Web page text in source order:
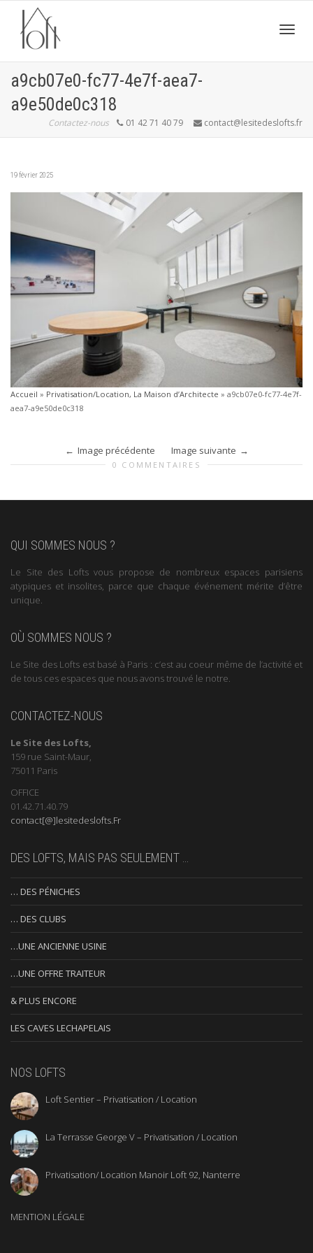
a9cb07e0-fc77-4e7f-aea7-
a9e50de0c318
Contactez-nous 01 42 71 40 79 contact@lesitedeslofts.fr
19 février 2025
Accueil » Privatisation/Location, La Maison d’Architecte » a9cb07e0-fc77-4e7f-
aea7-a9e50de0c318
Image précédente Image suivante
0 COMMENTAIRES
QUI SOMMES NOUS ?
Le Site des Lofts vous propose de nombreux espaces parisiens
atypiques et insolites, parce que chaque événement mérite d’être
unique.
OÙ SOMMES NOUS ?
Le Site des Lofts est basé à Paris : c’est au coeur même de l’activité et
de tous ces espaces que nous avons trouvé le notre.
CONTACTEZ-NOUS
Le Site des Lofts,
159 rue Saint-Maur,
75011 Paris
OFFICE
01.42.71.40.79
contact[@]lesitedeslofts.Fr
DES LOFTS, MAIS PAS SEULEMENT …
… DES PÉNICHES
… DES CLUBS
…UNE ANCIENNE USINE
…UNE OFFRE TRAITEUR
& PLUS ENCORE
LES CAVES LECHAPELAIS
NOS LOFTS
Loft Sentier – Privatisation / Location
La Terrasse George V – Privatisation / Location
Privatisation/ Location Manoir Loft 92, Nanterre
MENTION LÉGALE